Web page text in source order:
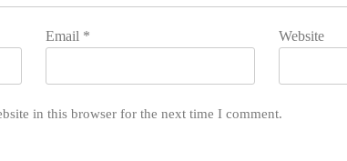
Email * Website
in this browser for the next time I comment.